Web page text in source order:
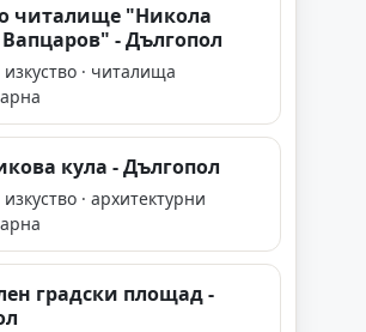
читалище "Никола
- Дългопол
изкуство · читалища
кула - Дългопол
· архитектурни
градски площад -